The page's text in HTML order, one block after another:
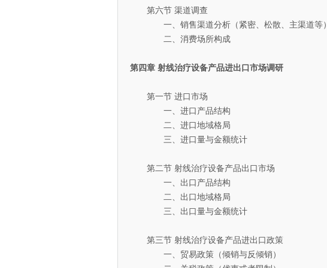
第六节 渠道调查
一、销售渠道分析（紧密、松散、主渠道等）
二、消费场所构成
第四章 射线治疗设备产品进出口市场调研
第一节 进口市场
一、进口产品结构
二、进口地域格局
三、进口量与金额统计
第二节 射线治疗设备产品出口市场
一、出口产品结构
二、出口地域格局
三、出口量与金额统计
第三节 射线治疗设备产品进出口政策
一、贸易政策（倾销与反倾销）